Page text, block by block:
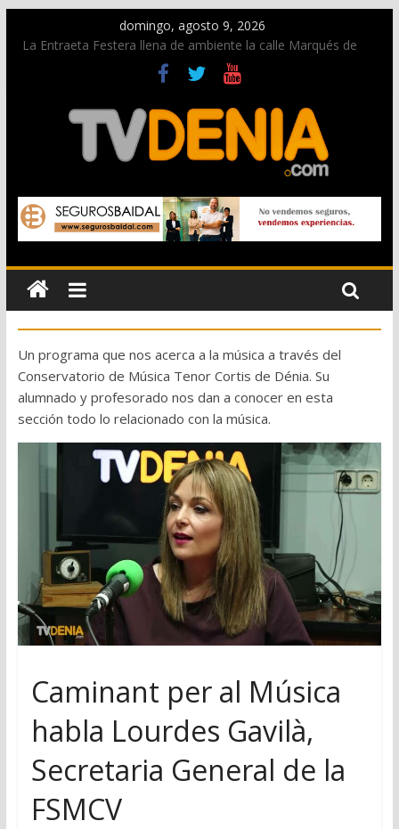
domingo, agosto 9, 2026
La Entraeta Festera llena de ambiente la calle Marqués de
Campo con la recepción a la Capitanía Cristiana
Dos personas fallecen en un grave accidente en la N-332
entre Benissa y Calp
Una nueva oportunidad para donar sangre en Cruz Roja
El bando moro protagonista en la Segunda Entraeta Festera
Paco Adsuar dona al Arxiu de Dénia más de 50.000 imágenes
de la memoria visual de la ciudad
Un programa que nos acerca a la música a través del
Conservatorio de Música Tenor Cortis de Dénia. Su
alumnado y profesorado nos dan a conocer en esta
sección todo lo relacionado con la música.
Caminant per al Música
habla Lourdes Gavilà,
Secretaria General de la
FSMCV